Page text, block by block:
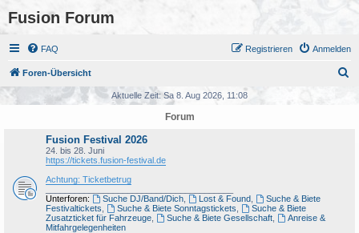
Fusion Forum
FAQ Anmelden
Registrieren
Foren-Übersicht
Aktuelle Zeit: Sa 8. Aug 2026, 11:08
Forum
Fusion Festival 2026
24. bis 28. Juni
https://tickets.fusion-festival.de
Achtung: Ticketbetrug
Unterforen:
Suche DJ/Band/Dich, Lost & Found,
Suche & Biete
Festivaltickets
Suche & Biete Sonntagstickets
Suche & Biete
Zusatzticket für Fahrzeuge
Suche & Biete Gesellschaft,
Anreise &
Mitfahrgelegenheiten